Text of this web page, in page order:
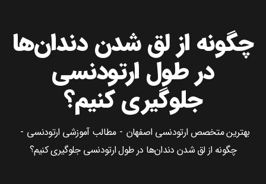
چگونه از لق شدن دندان‌ها
در طول ارتودنسی
جلوگیری کنیم؟
بهترین متخصص ارتودنسی اصفهان
مطالب آموزشی ارتودنسی
چگونه از لق شدن دندان‌ها در طول ارتودنسی جلوگیری کنیم؟